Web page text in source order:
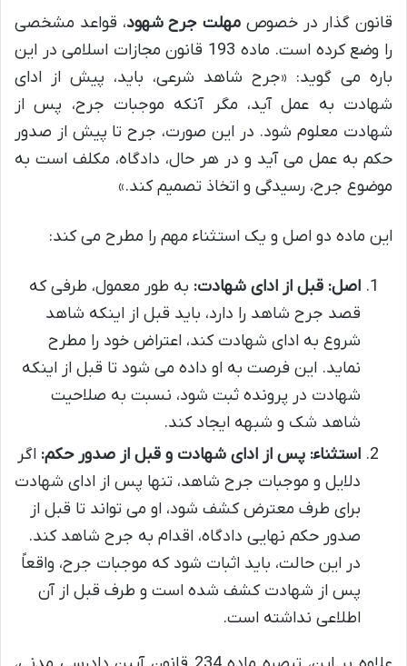
قانون گذار در خصوص مهلت جرح شهود، قواعد مشخصی
را وضع کرده است. ماده 193 قانون مجازات اسلامی در این
باره می گوید: «جرح شاهد شرعی، باید، پیش از ادای
شهادت به عمل آید، مگر آنکه موجبات جرح، پس از
شهادت معلوم شود. در این صورت، جرح تا پیش از صدور
حکم به عمل می آید و در هر حال، دادگاه، مکلف است به
موضوع جرح، رسیدگی و اتخاذ تصمیم کند.»
این ماده دو اصل و یک استثناء مهم را مطرح می کند:
اصل: قبل از ادای شهادت: به طور معمول، طرفی که
قصد جرح شاهد را دارد، باید قبل از اینکه شاهد
شروع به ادای شهادت کند، اعتراض خود را مطرح
نماید. این فرصت به او داده می شود تا قبل از اینکه
شهادت در پرونده ثبت شود، نسبت به صلاحیت
شاهد شک و شبهه ایجاد کند.
استثناء: پس از ادای شهادت و قبل از صدور حکم: اگر
دلایل و موجبات جرح شاهد، تنها پس از ادای شهادت
برای طرف معترض کشف شود، او می تواند تا قبل از
صدور حکم نهایی دادگاه، اقدام به جرح شاهد کند.
در این حالت، باید اثبات شود که موجبات جرح، واقعاً
پس از شهادت کشف شده است و طرف قبل از آن
اطلاعی نداشته است.